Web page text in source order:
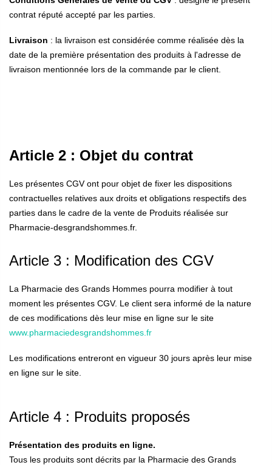
contrat réputé accepté par les parties.
Livraison : la livraison est considérée comme réalisée dès la
date de la première présentation des produits à l'adresse de
livraison mentionnée lors de la commande par le client.
Article 2 : Objet du contrat
Les présentes CGV ont pour objet de fixer les dispositions
contractuelles relatives aux droits et obligations respectifs des
parties dans le cadre de la vente de Produits réalisée sur
Pharmacie-desgrandshommes.fr.
Article 3 : Modification des CGV
La Pharmacie des Grands Hommes pourra modifier à tout
moment les présentes CGV. Le client sera informé de la nature
de ces modifications dès leur mise en ligne sur le site
www.pharmaciedesgrandshommes.fr
Les modifications entreront en vigueur 30 jours après leur mise
en ligne sur le site.
Article 4 : Produits proposés
Présentation des produits en ligne.
Tous les produits sont décrits par la Pharmacie des Grands